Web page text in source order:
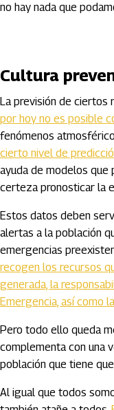
no hay nada que
Cultura
La previsión de ciertos
por hoy no es posible
fenómenos
cierto nivel de
ayuda de modelos que
certeza pronosticar la
Estos datos deben
alertas a la población
emergencias
recogen los recursos
generada, la
Emergencia, así como
Pero todo ello queda
complementa con una
población que tiene
Al igual que todos